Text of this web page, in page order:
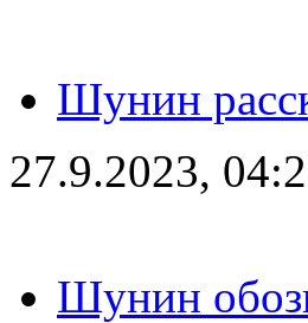
Шунин
27.9.2023,
Шунин